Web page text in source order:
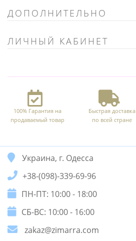
ДОПОЛНИТЕЛЬНО
ЛИЧНЫЙ КАБИНЕТ
100% Гарантия на
продаваемый товар
Быстрая доставка
по всей стране
Украина, г. Одесса
+38-(098)-339-69-96
ПН-ПТ: 10:00 - 18:00
СБ-ВС: 10:00 - 16:00
zakaz@zimarra.com